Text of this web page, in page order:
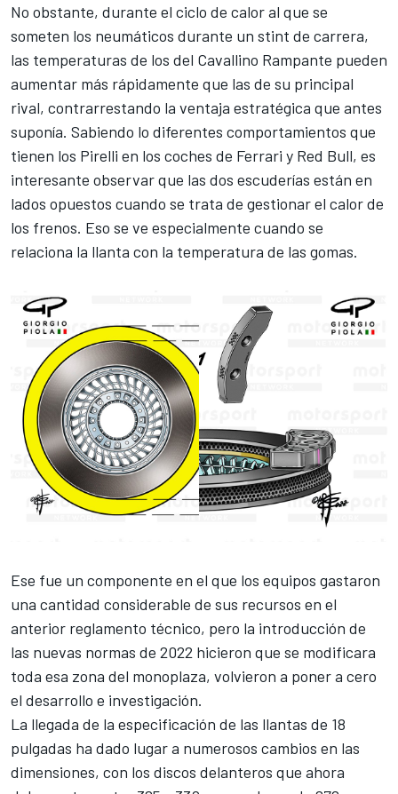
No obstante, durante el ciclo de calor al que se
someten los neumáticos durante un stint de carrera,
las temperaturas de los del Cavallino Rampante pueden
aumentar más rápidamente que las de su principal
rival, contrarrestando la ventaja estratégica que antes
suponía. Sabiendo lo diferentes comportamientos que
tienen los Pirelli en los coches de Ferrari y Red Bull, es
interesante observar que las dos escuderías están en
lados opuestos cuando se trata de gestionar el calor de
los frenos. Eso se ve especialmente cuando se
relaciona la llanta con la temperatura de las gomas.
Ese fue un componente en el que los equipos gastaron
una cantidad considerable de sus recursos en el
anterior reglamento técnico, pero la introducción de
las nuevas normas de 2022 hicieron que se modificara
toda esa zona del monoplaza, volvieron a poner a cero
el desarrollo e investigación.
La llegada de la especificación de las llantas de 18
pulgadas ha dado lugar a numerosos cambios en las
dimensiones, con los discos delanteros que ahora